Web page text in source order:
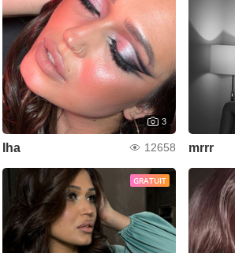
3
Iha 12658 mrrr
GRATUIT